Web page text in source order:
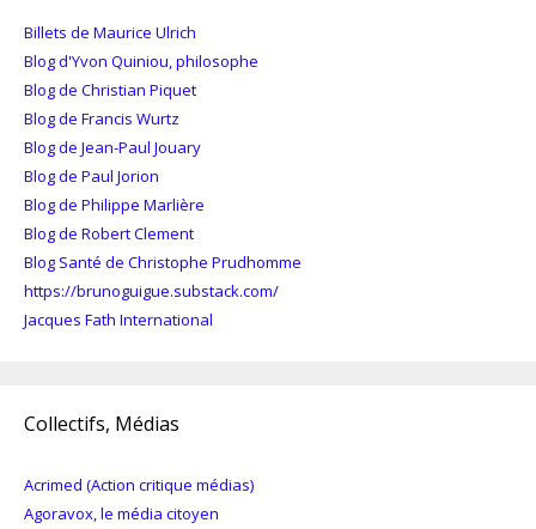
Billets de Maurice Ulrich
Blog d'Yvon Quiniou, philosophe
Blog de Christian Piquet
Blog de Francis Wurtz
Blog de Jean-Paul Jouary
Blog de Paul Jorion
Blog de Philippe Marlière
Blog de Robert Clement
Blog Santé de Christophe Prudhomme
https://brunoguigue.substack.com/
Jacques Fath International
Collectifs, Médias
Acrimed (Action critique médias)
Agoravox, le média citoyen